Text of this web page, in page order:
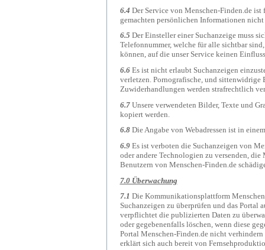
6.4 Der Service von Menschen-Finden.de
gemachten persönlichen Informationen
6.5 Der Einsteller einer Suchanzeige muss
Telefonnummer, welche für alle sichtbar
können, auf die unser Service keinen
6.6 Es ist nicht erlaubt Suchanzeigen
verletzen. Pornografische, und sittenwidrige
Zuwiderhandlungen werden strafrechtlich
6.7 Unsere verwendeten Bilder, Texte und
kopiert werden.
6.8Die Angabe von Webadressen ist in
6.9 Es ist verboten die Suchanzeigen von
oder andere Technologien zu versenden,
Benutzern von Menschen-Finden.de
7.0 Überwachung
7.1 Die Kommunikationsplattform
Suchanzeigen zu überprüfen und das
verpflichtet die publizierten Daten zu
oder gegebenenfalls löschen, wenn diese
Portal Menschen-Finden.de nicht
erklärt sich auch bereit von